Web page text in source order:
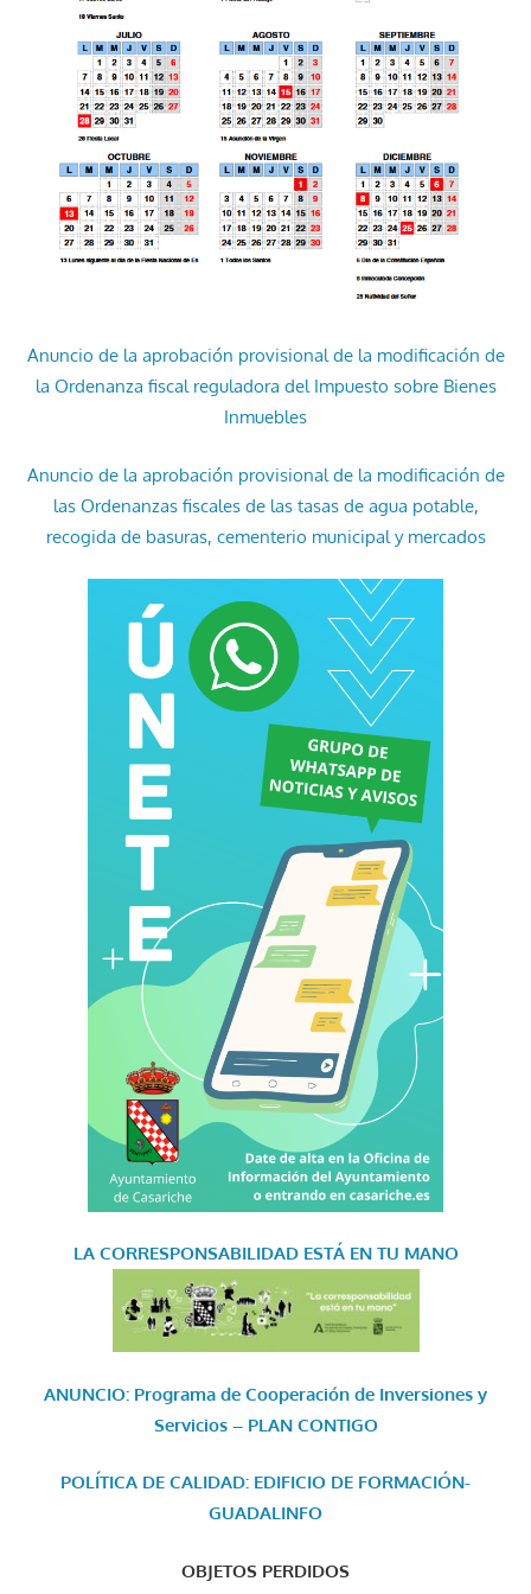
Anuncio de la aprobación provisional de la modificación de
la Ordenanza fiscal reguladora del Impuesto sobre Bienes
Inmuebles
Anuncio de la aprobación provisional de la modificación de
las Ordenanzas fiscales de las tasas de agua potable,
recogida de basuras, cementerio municipal y mercados
LA CORRESPONSABILIDAD ESTÁ EN TU MANO
ANUNCIO: Programa de Cooperación de Inversiones y
Servicios – PLAN CONTIGO
POLÍTICA DE CALIDAD: EDIFICIO DE FORMACIÓN-
GUADALINFO
OBJETOS PERDIDOS